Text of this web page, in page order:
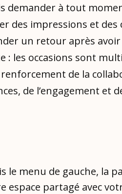
demander à tout
des impressions et des
un retour après
les occasions sont
de la
de l’engagement et
le menu de gauche, la
espace partagé avec